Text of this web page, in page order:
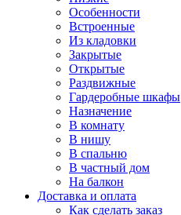
Особенности
Встроенные
Из кладовки
Закрытые
Открытые
Раздвижные
Гардеробные шкафы
Назначение
В комнату
В нишу
В спальню
В частный дом
На балкон
Доставка и оплата
Как сделать заказ